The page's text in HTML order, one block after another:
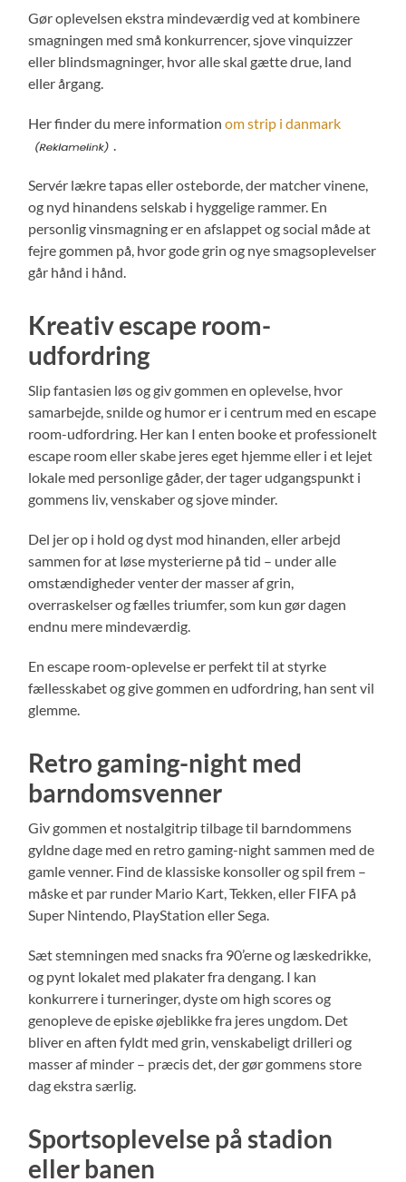
Gør oplevelsen ekstra mindeværdig ved at kombinere
smagningen med små konkurrencer, sjove vinquizzer
eller blindsmagninger, hvor alle skal gætte drue, land
eller årgang.
Her finder du mere informationom strip i danmark
Servér lækre tapas eller osteborde, der matcher vinene,
og nyd hinandens selskab i hyggelige rammer. En
personlig vinsmagning er en afslappet og social måde at
fejre gommen på, hvor gode grin og nye smagsoplevelser
går hånd i hånd.
Kreativ escape room-
udfordring
Slip fantasien løs og giv gommen en oplevelse, hvor
samarbejde, snilde og humor er i centrum med en escape
room-udfordring. Her kan I enten booke et professionelt
escape room eller skabe jeres eget hjemme eller i et lejet
lokale med personlige gåder, der tager udgangspunkt i
gommens liv, venskaber og sjove minder.
Del jer op i hold og dyst mod hinanden, eller arbejd
sammen for at løse mysterierne på tid – under alle
omstændigheder venter der masser af grin,
overraskelser og fælles triumfer, som kun gør dagen
endnu mere mindeværdig.
En escape room-oplevelse er perfekt til at styrke
fællesskabet og give gommen en udfordring, han sent vil
glemme.
Retro gaming-night med
barndomsvenner
Giv gommen et nostalgitrip tilbage til barndommens
gyldne dage med en retro gaming-night sammen med de
gamle venner. Find de klassiske konsoller og spil frem –
måske et par runder Mario Kart, Tekken, eller FIFA på
Super Nintendo, PlayStation eller Sega.
Sæt stemningen med snacks fra 90’erne og læskedrikke,
og pynt lokalet med plakater fra dengang. I kan
konkurrere i turneringer, dyste om high scores og
genopleve de episke øjeblikke fra jeres ungdom. Det
bliver en aften fyldt med grin, venskabeligt drilleri og
masser af minder – præcis det, der gør gommens store
dag ekstra særlig.
Sportsoplevelse på stadion
eller banen